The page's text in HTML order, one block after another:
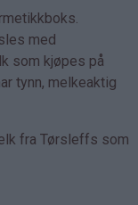
med
som kjøpes på
tynn, melkeaktig
fra Tørsleffs som